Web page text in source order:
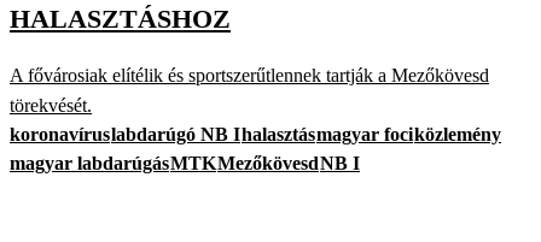
HALASZTÁSHOZ
A fővárosiak elítélik és sportszerűtlennek tartják a Mezőkövesd
törekvését.
koronavíruslabdarúgó NB Ihalasztásmagyar fociközlemény
magyar labdarúgásMTKMezőkövesdNB I